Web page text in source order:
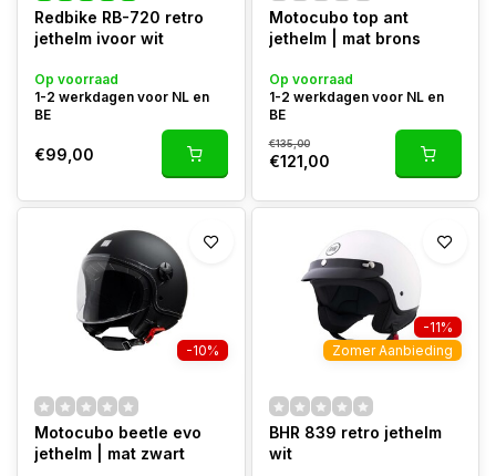
Redbike RB-720 retro
jethelm ivoor wit
Op voorraad
1-2 werkdagen voor NL en
BE
€99,00
Motocubo top ant
jethelm | mat brons
Op voorraad
1-2 werkdagen voor NL en
BE
€135,00
€121,00
-10%
Motocubo beetle evo
jethelm | mat zwart
-11%
Zomer Aanbieding
BHR 839 retro jethelm
wit